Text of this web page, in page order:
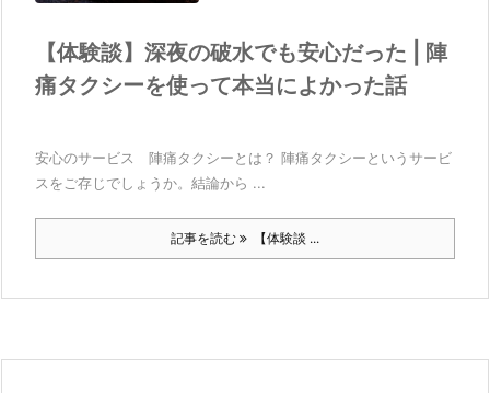
【体験談】深夜の破水でも安心だった | 陣
痛タクシーを使って本当によかった話
安心のサービス 陣痛タクシーとは？ 陣痛タクシーというサービ
スをご存じでしょうか。結論から ...
記事を読む 【体験談 ...